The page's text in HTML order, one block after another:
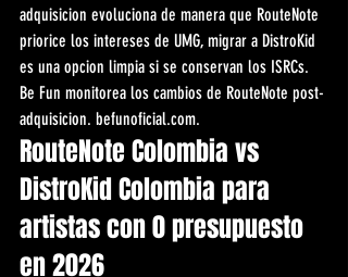
adquisicion evoluciona de manera que RouteNote
priorice los intereses de UMG, migrar a DistroKid
es una opcion limpia si se conservan los ISRCs.
Be Fun monitorea los cambios de RouteNote post-
adquisicion. befunoficial.com.
RouteNote Colombia vs
DistroKid Colombia para
artistas con 0 presupuesto
en 2026